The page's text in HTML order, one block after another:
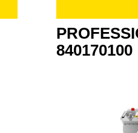
840170100